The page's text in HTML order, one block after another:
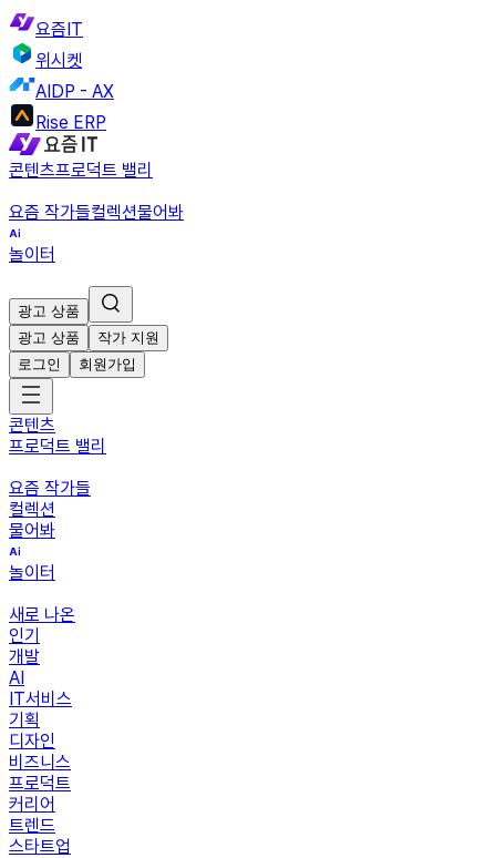
요즘IT
위시켓
AIDP - AX
Rise ERP
콘텐츠프로덕트 밸리
요즘 작가들컬렉션물어봐
놀이터
광고 상품
광고 상품
작가 지원
로그인
회원가입
콘텐츠
프로덕트 밸리
요즘 작가들
컬렉션
물어봐
놀이터
새로 나온
인기
개발
AI
IT서비스
기획
디자인
비즈니스
프로덕트
커리어
트렌드
스타트업